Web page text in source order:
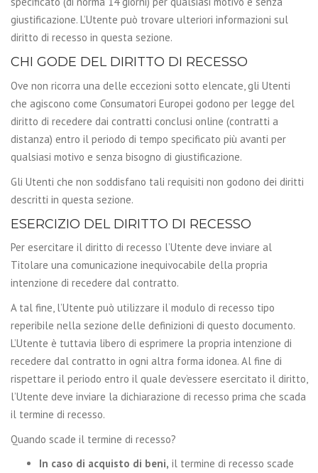
giustificazione. L’Utente può trovare ulteriori informazioni sul
diritto di recesso in questa sezione.
CHI GODE DEL DIRITTO DI RECESSO
Ove non ricorra una delle eccezioni sotto elencate, gli Utenti
che agiscono come Consumatori Europei godono per legge del
diritto di recedere dai contratti conclusi online (contratti a
distanza) entro il periodo di tempo specificato più avanti per
qualsiasi motivo e senza bisogno di giustificazione.
Gli Utenti che non soddisfano tali requisiti non godono dei diritti
descritti in questa sezione.
ESERCIZIO DEL DIRITTO DI RECESSO
Per esercitare il diritto di recesso l’Utente deve inviare al
Titolare una comunicazione inequivocabile della propria
intenzione di recedere dal contratto.
A tal fine, l’Utente può utilizzare il modulo di recesso tipo
reperibile nella sezione delle definizioni di questo documento.
L’Utente è tuttavia libero di esprimere la propria intenzione di
recedere dal contratto in ogni altra forma idonea. Al fine di
rispettare il periodo entro il quale dev’essere esercitato il diritto,
l’Utente deve inviare la dichiarazione di recesso prima che scada
il termine di recesso.
Quando scade il termine di recesso?
In caso di acquisto di beni, il termine di recesso scade